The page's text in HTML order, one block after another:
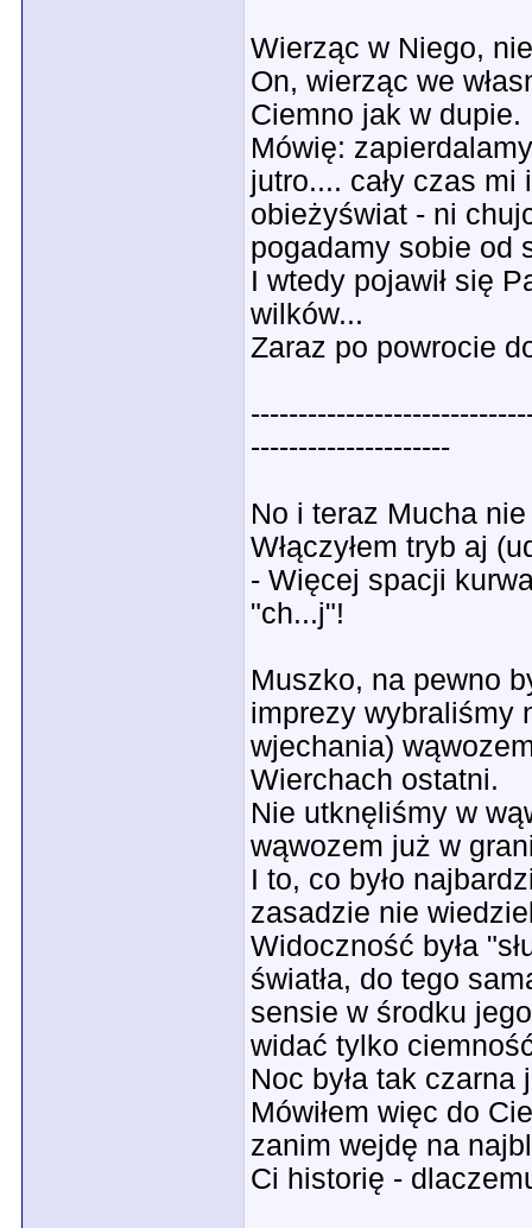
Wierząc w Niego,
On, wierząc we
Ciemno jak w dupie.
Mówię:
jutro.... cały czas mi
obieżyświat - ni
pogadamy sobie od
I wtedy pojawił się
wilków...
Zaraz po powrocie
---------------------
No i teraz Mucha
Włączyłem tryb aj
- Więcej spacji
"ch...j"!
Muszko, na pewno
imprezy wybraliśmy
wjechania)
Wierchach ostatni.
Nie utknęliśmy w
wąwozem już w
I to, co było
zasadzie nie
Widoczność była
światła, do tego
sensie w środku
widać tylko
Noc była tak
Mówiłem więc do
zanim wejdę na
Ci historię -